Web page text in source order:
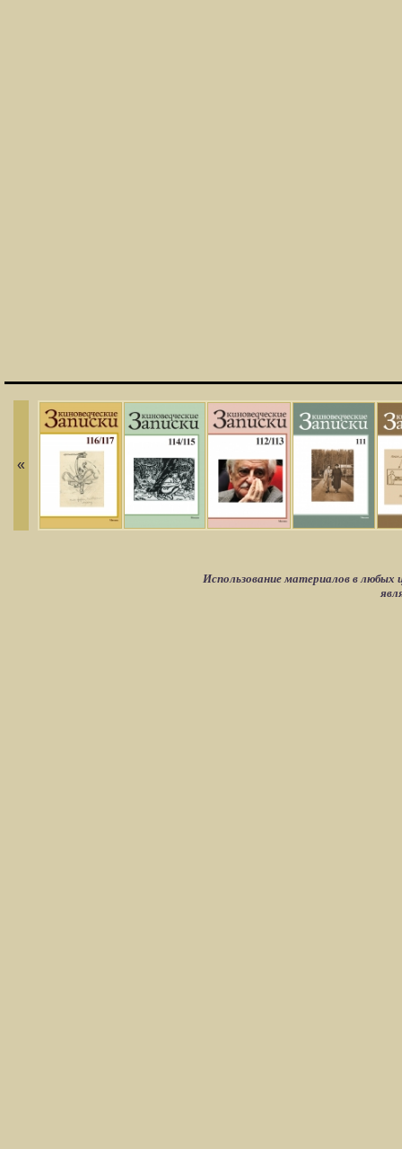
«
Использование материалов в любых